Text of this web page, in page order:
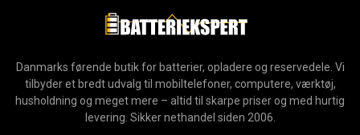
Danmarks førende butik for batterier, opladere og reservedele. Vi
tilbyder et bredt udvalg til mobiltelefoner, computere, værktøj,
husholdning og meget mere – altid til skarpe priser og med hurtig
levering. Sikker nethandel siden 2006.